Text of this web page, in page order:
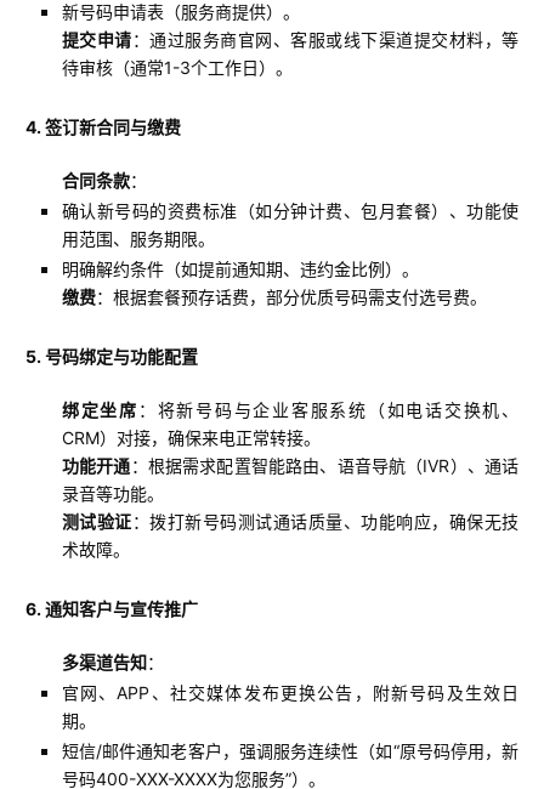
新号码申请表（服务商提供）。
提交申请：通过服务商官网、客服或线下渠道提交材料，等
待审核（通常1-3个工作日）。
4. 签订新合同与缴费
合同条款：
确认新号码的资费标准（如分钟计费、包月套餐）、功能使
用范围、服务期限。
明确解约条件（如提前通知期、违约金比例）。
缴费：根据套餐预存话费，部分优质号码需支付选号费。
5. 号码绑定与功能配置
绑定坐席 ：将新号码与企业客服系统（如电话交换机、
CRM）对接，确保来电正常转接。
功能开通：根据需求配置智能路由、语音导航（IVR）、通话
录音等功能。
测试验证：拨打新号码测试通话质量、功能响应，确保无技
术故障。
6. 通知客户与宣传推广
多渠道告知：
官网、APP、社交媒体发布更换公告，附新号码及生效日
期。
短信/邮件通知老客户，强调服务连续性（如“原号码停用，新
号码400-XXX-XXXX为您服务”）。